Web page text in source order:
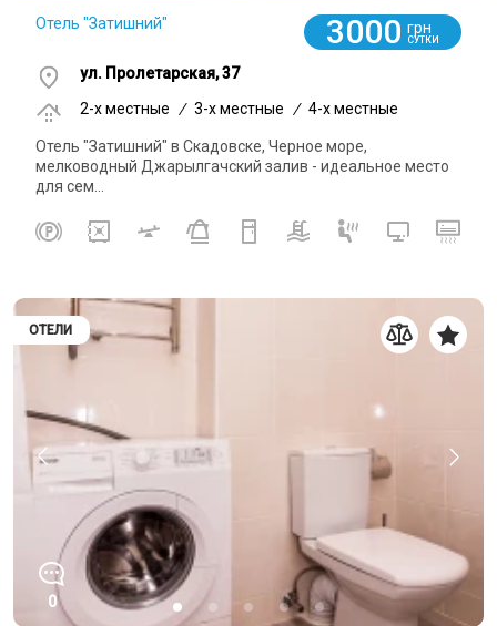
Отель "Затишний" 3000 грн
СУТКИ
ул. Пролетарская, 37
2-x местные
/ 3-x местные / 4-x местные
Отель "Затишний" в Скадовске, Черное море,
мелководный Джарылгачский залив - идеальное место
для сем...
ОТЕЛИ
0